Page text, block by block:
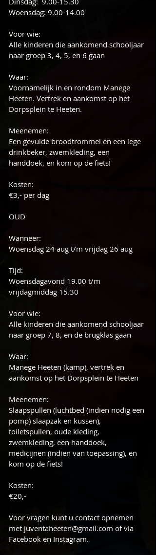
Woensdag: 9.00-14.00
Voor wie:
Alle kinderen die aankomend schooljaar
naar groep 3, 4, 5, en 6 gaan
Waar:
Voornamelijk in en rondom Manege
Heeten. Vertrek en aankomst op het
Dorpsplein te Heeten.
Meenemen:
Een gevulde broodtrommel en een lege
drinkbeker, zwemkleding, een
handdoek, en kom op de fiets!
Kosten:
€3,- per dag
OUD
Wanneer:
Woensdag 24 aug t/m vrijdag 26 aug
Tijd:
Woensdagavond 19.00 t/m
vrijdagmiddag 15.30
Voor wie:
Alle kinderen die aankomend schooljaar
naar groep 7, 8, en de brugklas gaan
Waar:
Manege Heeten (kamp), vertrek en
aankomst op het Dorpsplein te Heeten
Meenemen:
Slaapspullen (luchtbed (indien nodig een
pomp) slaapzak en kussen),
toiletspullen, oude kleding,
zwemkleding, een handdoek,
medicijnen (indien van toepassing), en
kom op de fiets!
Kosten:
€20,-
Voor vragen kunt u contact opnemen
met juventaheeten@gmail.com of via
Facebook en Instagram.